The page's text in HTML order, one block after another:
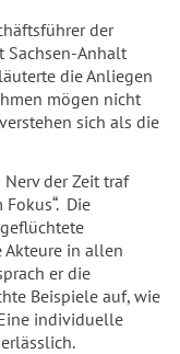
der
Sachsen-Anhalt
die Anliegen
mögen nicht
sich als die
der Zeit traf
Die
Akteure in allen
er die
Beispiele auf, wie
individuelle